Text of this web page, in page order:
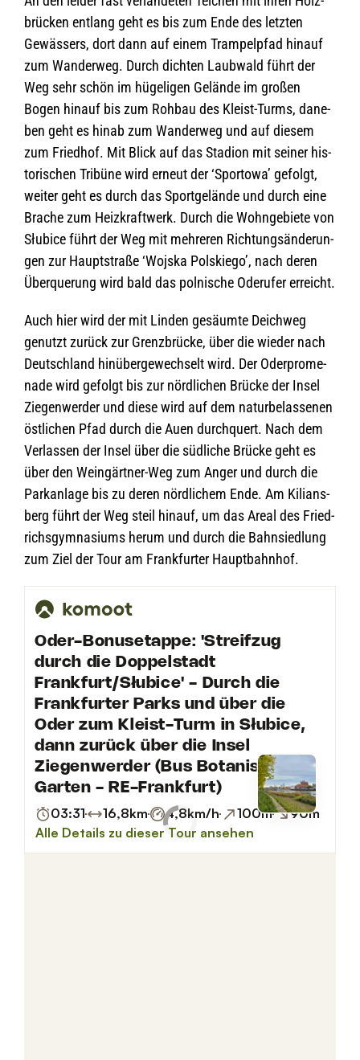
brü­cken ent­lang geht es bis zum Ende des letz­ten
Gewäs­sers, dort dann auf einem Tram­pel­pfad hin­auf
zum Wan­der­weg. Durch dich­ten Laub­wald führt der
Weg sehr schön im hüge­li­gen Gelände im gro­ßen
Bogen hin­auf bis zum Roh­bau des Kleist-Turms, dane­
ben geht es hinab zum Wan­der­weg und auf die­sem
zum Fried­hof. Mit Blick auf das Sta­dion mit sei­ner his­
to­ri­schen Tri­büne wird erneut der ‘Spor­towa’ gefolgt,
wei­ter geht es durch das Sport­ge­lände und durch eine
Bra­che zum Heiz­kraft­werk. Durch die Wohn­ge­biete von
Słu­bice führt der Weg mit meh­re­ren Rich­tungs­än­de­run­
gen zur Haupt­straße ‘Wojska Pol­skiego’, nach deren
Über­que­rung wird bald das pol­ni­sche Ode­ru­fer erreicht.
Auch hier wird der mit Lin­den gesäumte Deich­weg
genutzt zurück zur Grenz­brü­cke, über die wie­der nach
Deutsch­land hin­über­ge­wech­selt wird. Der Oder­pro­me­
nade wird gefolgt bis zur nörd­li­chen Brü­cke der Insel
Zie­gen­wer­der und diese wird auf dem natur­be­las­se­nen
öst­li­chen Pfad durch die Auen durch­quert. Nach dem
Ver­las­sen der Insel über die süd­li­che Brü­cke geht es
über den Wein­gärt­ner-Weg zum Anger und durch die
Park­an­lage bis zu deren nörd­li­chem Ende. Am Kili­ans­
berg führt der Weg steil hin­auf, um das Areal des Fried­
richs­gym­na­si­ums herum und durch die Bahn­sied­lung
zum Ziel der Tour am Frank­fur­ter Hauptbahnhof.